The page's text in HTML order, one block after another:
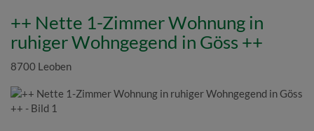
++ Nette 1-Zimmer Wohnung in
ruhiger Wohngegend in Göss ++
8700 Leoben